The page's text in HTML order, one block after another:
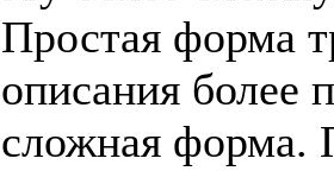
Простая форма
описания более
сложная форма.